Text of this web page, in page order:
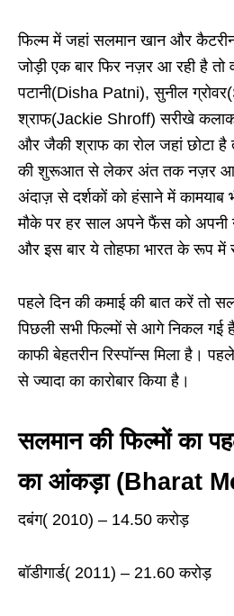
फिल्म में जहां सलमान खान और
जोड़ी एक बार फिर नज़र आ रही है तो
पटानी(Disha Patni), सुनील
श्राफ(Jackie Shroff) सरीखे
और जैकी श्राफ का रोल जहां छोटा है
की शुरूआत से लेकर अंत तक नज़र
अंदाज़ से दर्शकों को हंसाने में कामयाब
मौके पर हर साल अपने फैंस को अपनी
और इस बार ये तोहफा भारत के रूप में
पहले दिन की कमाई की बात करें तो
पिछली सभी फिल्मों से आगे निकल गई
काफी बेहतरीन रिस्पॉन्स मिला है।
से ज्यादा का कारोबार किया है।
सलमान की फिल्मों का
का आंकड़ा(Bharat
दबंग( 2010) – 14.50 करोड़
बॉडीगार्ड( 2011) – 21.60 करोड़